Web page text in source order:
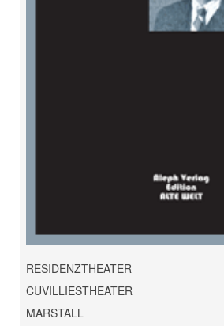
RESIDENZTHEATER
CUVILLIESTHEATER
MARSTALL